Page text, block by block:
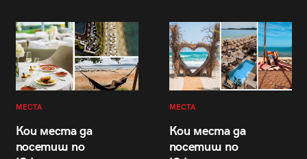
МЕСТА
Кои места да
посетиш по
МЕСТА
Кои места да
посетиш по